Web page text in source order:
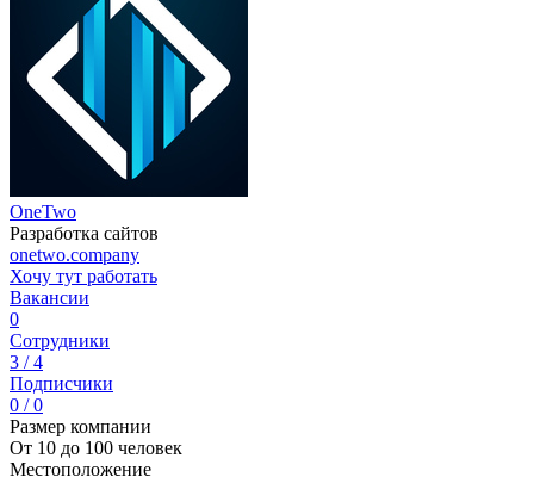
OneTwo
Разработка сайтов
onetwo.company
Хочу тут работать
Вакансии
0
Сотрудники
3 / 4
Подписчики
0 / 0
Размер компании
От 10 до 100 человек
Местоположение